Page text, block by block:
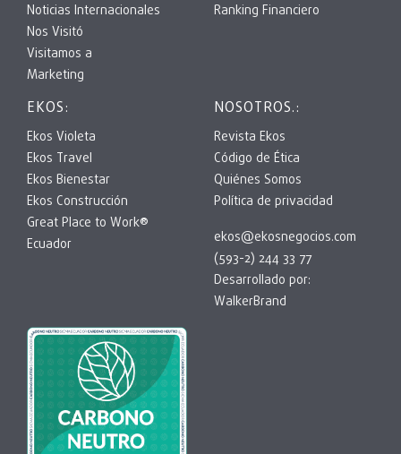
Noticias Internacionales
Nos Visitó
Visitamos a
Marketing
Ranking Financiero
EKOS:
Ekos Violeta
Ekos Travel
Ekos Bienestar
Ekos Construcción
Great Place to Work®
Ecuador
NOSOTROS.:
Revista Ekos
Código de Ética
Quiénes Somos
Política de privacidad
ekos@ekosnegocios.com
(593-2) 244 33 77
Desarrollado por:
WalkerBrand